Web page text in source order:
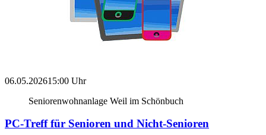
06.05.202615:00 Uhr
Seniorenwohnanlage Weil im Schönbuch
PC-Treff für Senioren und Nicht-Senioren